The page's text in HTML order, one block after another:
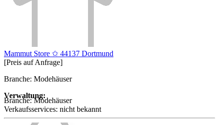
Mammut Store ✩ 44137 Dortmund
[Preis auf Anfrage]
Branche: Modehäuser
Verwaltung:
Branche:Modehäuser
Verkaufsservices: nicht bekannt